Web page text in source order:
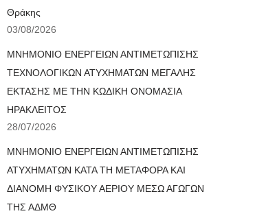
Θράκης
03/08/2026
ΜΝΗΜΟΝΙΟ ΕΝΕΡΓΕΙΩΝ ΑΝΤΙΜΕΤΩΠΙΣΗΣ
ΤΕΧΝΟΛΟΓΙΚΩΝ ΑΤΥΧΗΜΑΤΩΝ ΜΕΓΑΛΗΣ
ΕΚΤΑΣΗΣ ΜΕ ΤΗΝ ΚΩΔΙΚΗ ΟΝΟΜΑΣΙΑ
ΗΡΑΚΛΕΙΤΟΣ
28/07/2026
ΜΝΗΜΟΝΙΟ ΕΝΕΡΓΕΙΩΝ ΑΝΤΙΜΕΤΩΠΙΣΗΣ
ΑΤΥΧΗΜΑΤΩΝ ΚΑΤΑ ΤΗ ΜΕΤΑΦΟΡΑ ΚΑΙ
ΔΙΑΝΟΜΗ ΦΥΣΙΚΟΥ ΑΕΡΙΟΥ ΜΕΣΩ ΑΓΩΓΩΝ
ΤΗΣ ΑΔΜΘ